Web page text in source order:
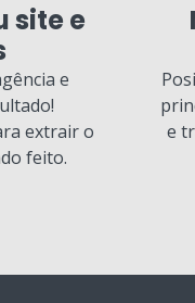
site e
e
extrair o
feito.
e